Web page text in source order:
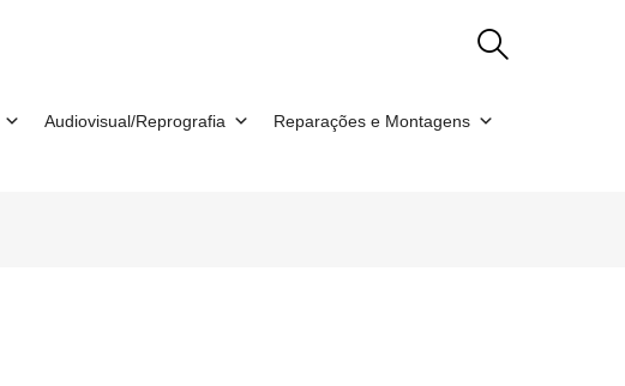
Audiovisual/Reprografia Reparações e Montagens